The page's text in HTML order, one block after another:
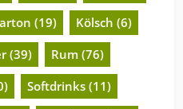
(19)
Kölsch (6)
(39)
Rum (76)
Softdrinks (11)